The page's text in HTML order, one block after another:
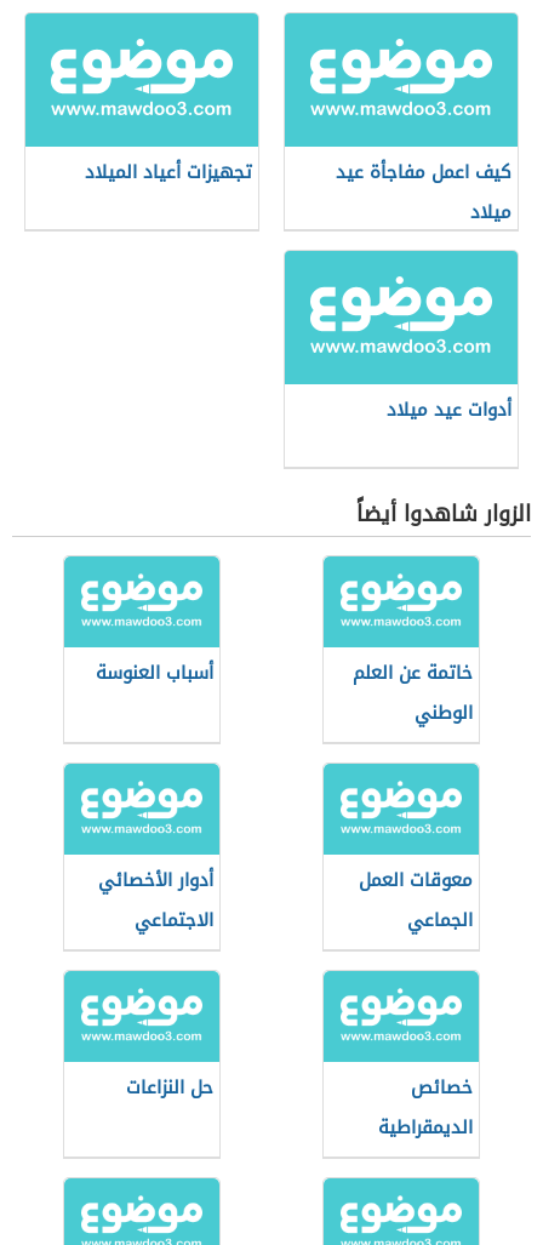
كيف اعمل مفاجأة عيد
ميلاد
تجهيزات أعياد الميلاد
أدوات عيد ميلاد
الزوار شاهدوا أيضاً
خاتمة عن العلم
الوطني
أسباب العنوسة
معوقات العمل
الجماعي
أدوار الأخصائي
الاجتماعي
خصائص
الديمقراطية
حل النزاعات